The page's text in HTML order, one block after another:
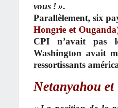
vous ! ».
Parallèlement, six
Hongrie et
CPI n’avait pas
Washington avait
ressortissants
Netanyahou